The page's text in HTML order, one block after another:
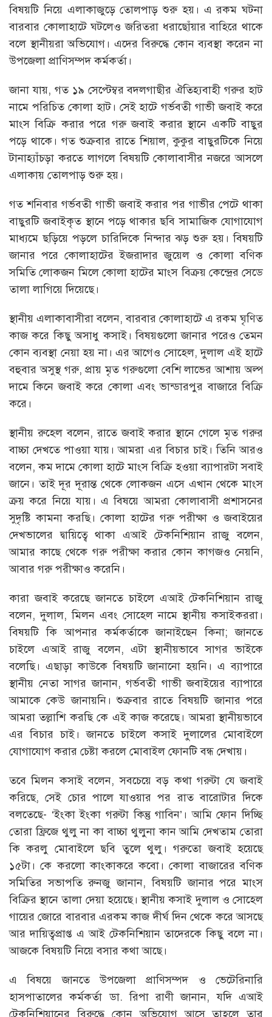
বিষয়টি নিয়ে এলাকাজুড়ে তোলপাড় শুরু হয়। এ রকম ঘটনা
বারবার কোলাহাটে ঘটলেও জরিতরা ধরাছোঁয়ার বাহিরে থাকে
বলে স্থানীয়রা অভিযোগ। এদের বিরুদ্ধে কোন ব্যবস্থা করেন না
উপজেলা প্রাণিসম্পদ কর্মকর্তা।
জানা যায়, গত ১৯ সেপ্টেম্বর বদলগাছীর ঐতিহ্যবাহী গরুর হাট
নামে পরিচিত কোলা হাট। সেই হাটে গর্ভবতী গাভী জবাই করে
মাংস বিক্রি করার পরে গরু জবাই করার স্থানে একটি বাছুর
পড়ে থাকে। গত শুক্রবার রাতে শিয়াল, কুকুর বাছুরটিকে নিয়ে
টানাহ্যাঁচড়া করতে লাগলে বিষয়টি কোলাবাসীর নজরে আসলে
এলাকায় তোলপাড় শুরু হয়।
গত শনিবার গর্ভবতী গাভী জবাই করার পর গাভীর পেটে থাকা
বাছুরটি জবাইকৃত স্থানে পড়ে থাকার ছবি সামাজিক যোগাযোগ
মাধ্যমে ছড়িয়ে পড়লে চারিদিকে নিন্দার ঝড় শুরু হয়। বিষয়টি
জানার পরে কোলাহাটের ইজরাদার জুয়েল ও কোলা বণিক
সমিতি লোকজন মিলে কোলা হাটের মাংস বিক্রয় কেন্দ্রের সেডে
তালা লাগিয়ে দিয়েছে।
স্থানীয় এলাকাবাসীরা বলেন, বারবার কোলাহাটে এ রকম ঘৃণিত
কাজ করে কিছু অসাধু কসাই। বিষয়গুলো জানার পরেও তেমন
কোন ব্যবস্থা নেয়া হয় না। এর আগেও সোহেল, দুলাল এই হাটে
বহুবার অসুস্থ গরু, প্রায় মৃত গরুগুলো বেশি লাভের আশায় অল্প
দামে কিনে জবাই করে কোলা এবং ভান্ডারপুর বাজারে বিক্রি
করে।
স্থানীয় রুহেল বলেন, রাতে জবাই করার স্থানে গেলে মৃত গরুর
বাচ্চা দেখতে পাওয়া যায়। আমরা এর বিচার চাই। তিনি আরও
বলেন, কম দামে কোলা হাটে মাংস বিক্রি হওয়া ব্যাপারটা সবাই
জানে। তাই দূর দূরান্ত থেকে লোকজন এসে এখান থেকে মাংস
ক্রয় করে নিয়ে যায়। এ বিষয়ে আমরা কোলাবাসী প্রশাসনের
সুদৃষ্টি কামনা করছি। কোলা হাটের গরু পরীক্ষা ও জবাইয়ের
দেখভালের দ্বায়িত্বে থাকা এআই টেকনিশিয়ান রাজু বলেন,
আমার কাছে থেকে গরু পরীক্ষা করার কোন কাগজও নেয়নি,
আবার গরু পরীক্ষাও করেনি।
কারা জবাই করেছে জানতে চাইলে এআই টেকনিশিয়ান রাজু
বলেন, দুলাল, মিলন এবং সোহেল নামে স্থানীয় কসাইকররা।
বিষয়টি কি আপনার কর্মকর্তাকে জানাইছেন কিনা; জানতে
চাইলে এআই রাজু বলেন, এটা স্থানীয়ভাবে সাগর ভাইকে
বলেছি। এছাড়া কাউকে বিষয়টি জানানো হয়নি। এ ব্যাপারে
স্থানীয় নেতা সাগর জানান, গর্ভবতী গাভী জবাইয়ের ব্যাপারে
আমাকে কেউ জানায়নি। শুক্রবার রাতে বিষয়টি জানার পরে
আমরা তল্লাশি করছি কে এই কাজ করেছে। আমরা স্থানীয়ভাবে
এর বিচার চাই। জানতে চাইলে কসাই দুলালের মোবাইলে
যোগাযোগ করার চেষ্টা করলে মোবাইল ফোনটি বন্ধ দেখায়।
তবে মিলন কসাই বলেন, সবচেয়ে বড় কথা গরুটা যে জবাই
করিছে, সেই চোর পালে যাওয়ার পর রাত বারোটার দিকে
বলতেছে- ‘ইংকা ইংকা গরুটা কিন্তু গাবিন’। আমি ফোন দিচ্ছি
তোরা ফ্রিজে থুলু না কা বাচ্চা থুলুনা কান আমি দেখতাম তোরা
কি করলু মোবাইলে ছবি তুলে থুলু। গরুতো জবাই হয়েছে
১৫টা। কে করলো কাংকাকরে কবো। কোলা বাজারের বণিক
সমিতির সভাপতি রুনজু জানান, বিষয়টি জানার পরে মাংস
বিক্রির স্থানে তালা দেয়া হয়েছে। স্থানীয় কসাই দুলাল ও সোহেল
গায়ের জোরে বারবার এরকম কাজ দীর্ঘ দিন থেকে করে আসছে
আর দায়িত্বপ্রাপ্ত এ আই টেকনিশিয়ান তাদেরকে কিছু বলে না।
আজকে বিষয়টি নিয়ে বসার কথা আছে।
এ বিষয়ে জানতে উপজেলা প্রাণিসম্পদ ও ভেটেরিনারি
হাসপাতালের কর্মকর্তা ডা. রিপা রাণী জানান, যদি এআই
টেকনিশিয়ানের বিরুদ্ধে কোন অভিযোগ আসে তাহলে তার